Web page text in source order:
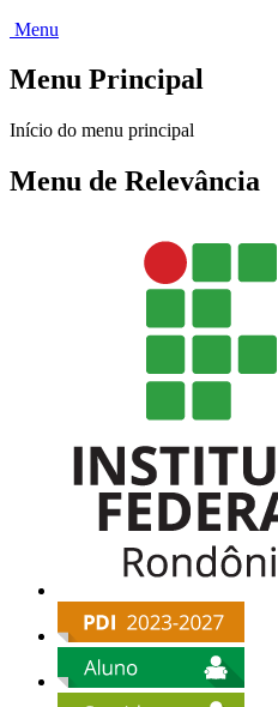
Menu
Menu Principal
Início do menu principal
Menu de Relevância